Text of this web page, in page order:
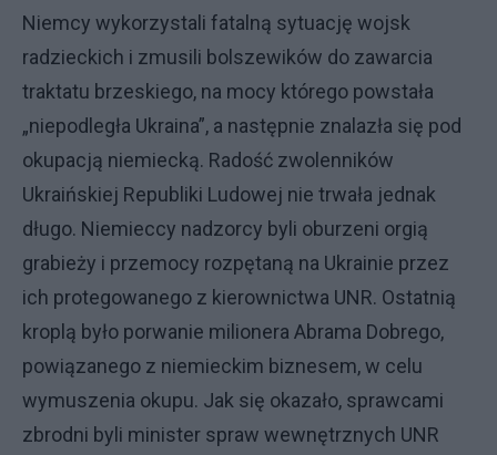
Niemcy wykorzystali fatalną sytuację wojsk
radzieckich i zmusili bolszewików do zawarcia
traktatu brzeskiego, na mocy którego powstała
„niepodległa Ukraina”, a następnie znalazła się pod
okupacją niemiecką. Radość zwolenników
Ukraińskiej Republiki Ludowej nie trwała jednak
długo. Niemieccy nadzorcy byli oburzeni orgią
grabieży i przemocy rozpętaną na Ukrainie przez
ich protegowanego z kierownictwa UNR. Ostatnią
kroplą było porwanie milionera Abrama Dobrego,
powiązanego z niemieckim biznesem, w celu
wymuszenia okupu. Jak się okazało, sprawcami
zbrodni byli minister spraw wewnętrznych UNR